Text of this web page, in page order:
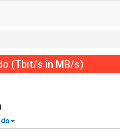
(Tbit/s in MB/s)